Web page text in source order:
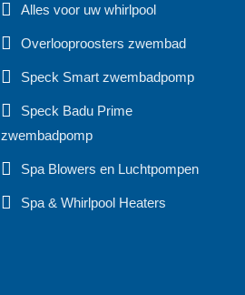
Alles voor uw whirlpool
Overlooproosters zwembad
Speck Smart zwembadpomp
Speck Badu Prime
zwembadpomp
Spa Blowers en Luchtpompen
Spa & Whirlpool Heaters